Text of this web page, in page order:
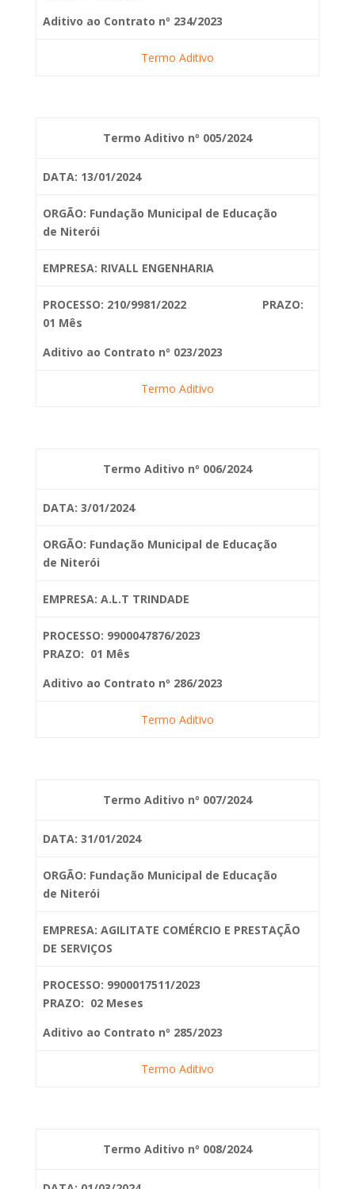
Aditivo ao Contrato nº 234/2023
Termo Aditivo
Termo Aditivo nº 005/2024
DATA: 13/01/2024
ORGÃO: Fundação Municipal de Educação
de Niterói
EMPRESA: RIVALL ENGENHARIA
PROCESSO: 210/9981/2022 PRAZO:
01 Mês
Aditivo ao Contrato nº 023/2023
Termo Aditivo
Termo Aditivo nº 006/2024
DATA: 3/01/2024
ORGÃO: Fundação Municipal de Educação
de Niterói
EMPRESA: A.L.T TRINDADE
PROCESSO: 9900047876/2023
PRAZO: 01 Mês
Aditivo ao Contrato nº 286/2023
Termo Aditivo
Termo Aditivo nº 007/2024
DATA: 31/01/2024
ORGÃO: Fundação Municipal de Educação
de Niterói
EMPRESA: AGILITATE COMÉRCIO E PRESTAÇÃO
DE SERVIÇOS
PROCESSO: 9900017511/2023
PRAZO: 02 Meses
Aditivo ao Contrato nº 285/2023
Termo Aditivo
Termo Aditivo nº 008/2024